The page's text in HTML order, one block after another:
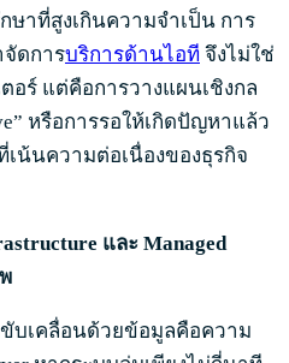
ษาที่สูงเกินความจำเป็น การ
จัดการบริการด้านไอที จึงไม่ใช่
อร์ แต่คือการวางแผนเชิงกล
หรือการรอให้เกิดปัญหาแล้ว
เน้นความต่อเนื่องของธุรกิจ
และ Managed
บเคลื่อนด้วยข้อมูลคือความ